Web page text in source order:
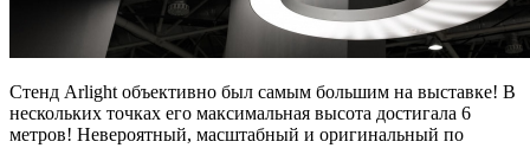
Стенд Arlight объективно был самым большим на выставке! В
нескольких точках его максимальная высота достигала 6
метров! Невероятный, масштабный и оригинальный по